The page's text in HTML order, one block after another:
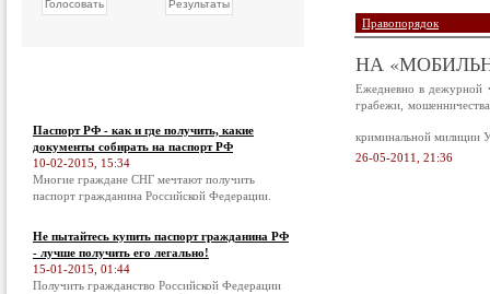
Паспорт РФ - как и где получить, какие
документы собирать на паспорт РФ
10-02-2015, 15:34
Многие граждане СНГ мечтают получить
паспорт гражданина Российской Федерации.
Не пытайтесь купить паспорт гражданина РФ
- лучше получить его легально!
15-01-2015, 01:44
Получить гражданство Российской Федерации
Правопорядок
НА
Ежедневно в дежурной
грабежи,
криминальной милиции
26-05-2011, 21:36